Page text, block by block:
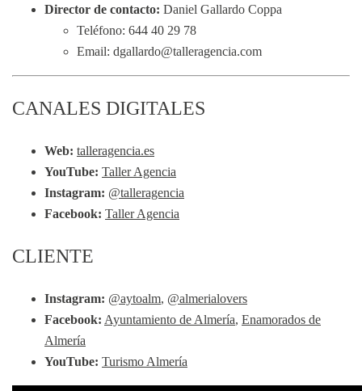
Director de contacto: Daniel Gallardo Coppa
Teléfono: 644 40 29 78
Email: dgallardo@talleragencia.com
CANALES DIGITALES
Web: talleragencia.es
YouTube: Taller Agencia
Instagram: @talleragencia
Facebook: Taller Agencia
CLIENTE
Instagram: @aytoalm, @almerialovers
Facebook: Ayuntamiento de Almería, Enamorados de
Almería
YouTube: Turismo Almería